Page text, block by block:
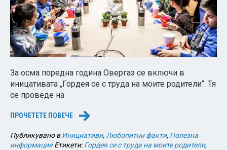
За осма поредна година Овергаз се включи в
иницативата „Гордея се с труда на моите родители“. Тя
се проведе на
ПРОЧЕТЕТЕ ПОВЕЧЕ →
Публикувано вИнициативи,Любопитни факти, Полезна
информация Етикети:Гордея се с труда на моите родители,